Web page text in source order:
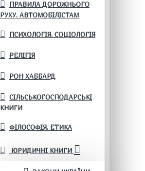
ПРАВИЛА ДОРОЖНЬОГО
РУХУ. АВТОМОБІЛІСТАМ
ПСИХОЛОГІЯ. СОЦІОЛОГІЯ
РЕЛІГІЯ
РОН ХАББАРД
СІЛЬСЬКОГОСПОДАРСЬКІ
КНИГИ
ФІЛОСОФІЯ. ЕТИКА
ЮРИДИЧНІ КНИГИ